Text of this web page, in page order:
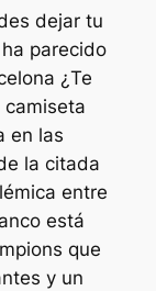
dejar tu
parecido
¿Te
camiseta
en las
la citada
entre
está
que
y un